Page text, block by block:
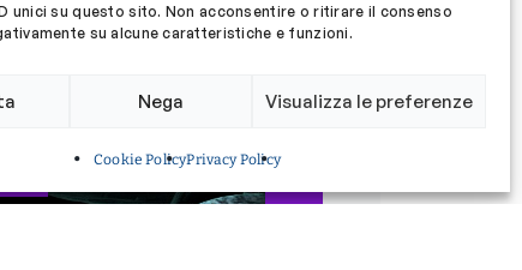
unici su questo sito. Non acconsentire o ritirare il consenso
su alcune caratteristiche e funzioni.
Nega Visualizza le preferenze
Cookie PolicyPrivacy Policy
Tutti gli Approfondimenti